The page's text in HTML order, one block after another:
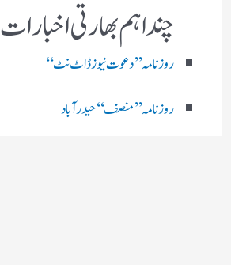
چند اہم بھارتی اخبارات
روز نامہ ’’ دعوت نیوز ڈاٹ نٹ‘‘
روزنامہ ’’ منصف‘‘ حیدر آباد